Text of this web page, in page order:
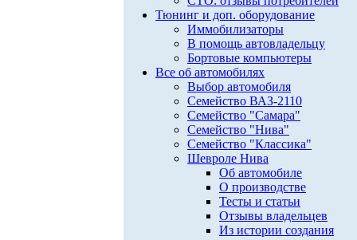
Тюнинг и доп. оборудование
Иммобилизаторы
В помощь автовладельцу
Бортовые компьютеры
Все об автомобилях
Выбор автомобиля
Семейство ВАЗ-2110
Семейство "Самара"
Семейство "Нива"
Семейство "Классика"
Шевроле Нива
Об автомобиле
О производстве
Тесты и статьи
Отзывы владельцев
Из истории создания